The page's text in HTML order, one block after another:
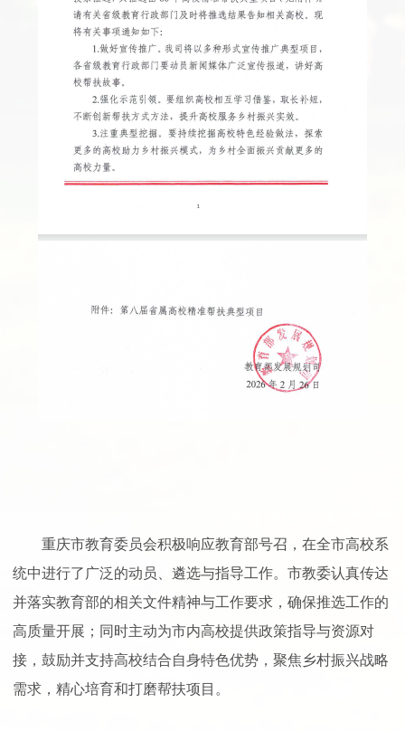
重庆市教育委员会积极响应教育部号召，在全市高校系
统中进行了广泛的动员、遴选与指导工作。市教委认真传达
并落实教育部的相关文件精神与工作要求，确保推选工作的
高质量开展；同时主动为市内高校提供政策指导与资源对
接，鼓励并支持高校结合自身特色优势，聚焦乡村振兴战略
需求，精心培育和打磨帮扶项目。